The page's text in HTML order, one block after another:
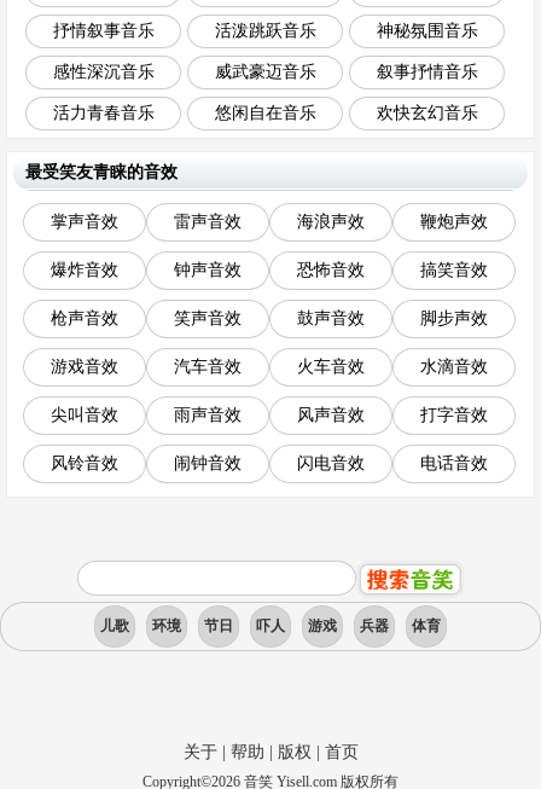
抒情叙事音乐 活泼跳跃音乐 神秘氛围音乐
感性深沉音乐 威武豪迈音乐 叙事抒情音乐
活力青春音乐 悠闲自在音乐 欢快玄幻音乐
最受笑友青睐的音效
掌声音效 雷声音效 海浪声效 鞭炮声效
爆炸音效 钟声音效 恐怖音效 搞笑音效
枪声音效 笑声音效 鼓声音效 脚步声效
游戏音效 汽车音效 火车音效 水滴音效
尖叫音效 雨声音效 风声音效 打字音效
风铃音效 闹钟音效 闪电音效 电话音效
儿歌 环境 节日 吓人 游戏 兵器 体育
关于| 帮助 版权 首页
Copyright©2026 音笑 Yisell.com 版权所有